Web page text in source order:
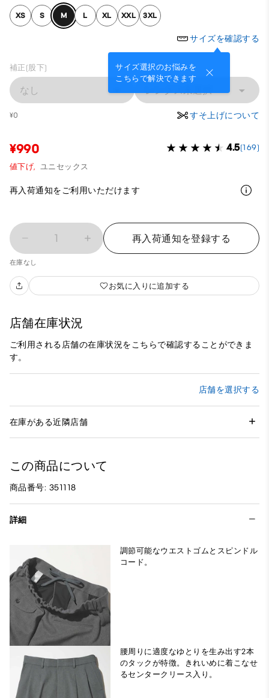
XS S M L XL XXL 3XL
サイズを確認する
サイズ選択のお悩みを
こちらで解決できます
補正(股下)
なし レングス未選択
¥0 すそ上げについて
¥990 4.5(169)
値下げ, ユニセックス
再入荷通知をご利用いただけます
1 再入荷通知を登録する
在庫なし
お気に入りに追加する
店舗在庫状況
ご利用される店舗の在庫状況をこちらで確認することができま
す。
店舗を選択する
在庫がある近隣店舗
この商品について
商品番号: 351118
詳細
調節可能なウエストゴムとスピンドル
コード。
腰周りに適度なゆとりを生み出す2本
のタックが特徴。きれいめに着こなせ
るセンタークリース入り。